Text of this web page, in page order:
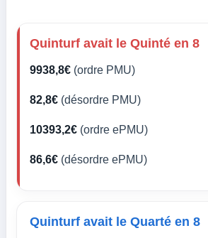
Quinturf avait le Quinté en 8
9938,8€ (ordre PMU)
82,8€ (désordre PMU)
10393,2€ (ordre ePMU)
86,6€ (désordre ePMU)
Quinturf avait le Quarté en 8